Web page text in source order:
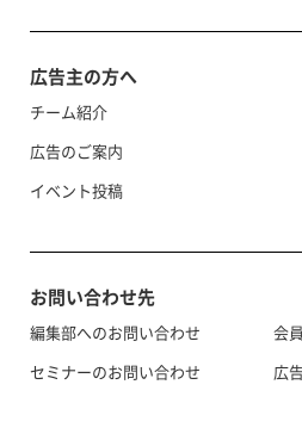
広告主の方へ
チーム紹介
広告のご案内
イベント投稿
お問い合わせ先
編集部へのお問い合わせ
セミナーのお問い合わせ
会
広